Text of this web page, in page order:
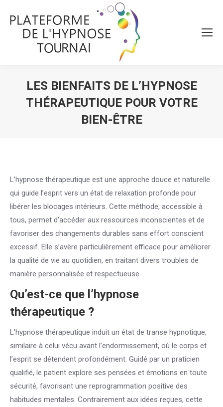
LES BIENFAITS DE L’HYPNOSE
THÉRAPEUTIQUE POUR VOTRE
BIEN-ÊTRE
L’hypnose thérapeutique est une approche douce et naturelle
qui guide l’esprit vers un état de relaxation profonde pour
libérer les blocages intérieurs. Cette méthode, accessible à
tous, permet d’accéder aux ressources inconscientes et de
favoriser des changements durables sans effort conscient
excessif. Elle s’avère particulièrement efficace pour améliorer
la qualité de vie au quotidien, en traitant divers troubles de
manière personnalisée et respectueuse.
Qu’est-ce que l’hypnose
thérapeutique ?
L’hypnose thérapeutique induit un état de transe hypnotique,
similaire à celui vécu avant l’endormissement, où le corps et
l’esprit se détendent profondément. Guidé par un praticien
qualifié, le patient explore ses pensées et émotions en toute
sécurité, favorisant une reprogrammation positive des
habitudes mentales. Contrairement aux idées reçues, cette